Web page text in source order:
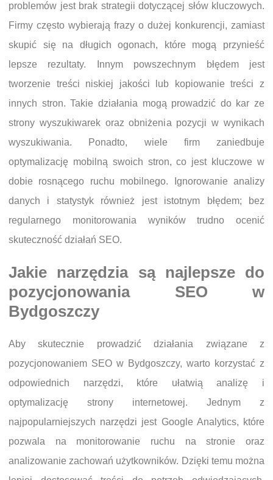
problemów jest brak strategii dotyczącej słów kluczowych.
Firmy często wybierają frazy o dużej konkurencji, zamiast
skupić się na długich ogonach, które mogą przynieść
lepsze rezultaty. Innym powszechnym błędem jest
tworzenie treści niskiej jakości lub kopiowanie treści z
innych stron. Takie działania mogą prowadzić do kar ze
strony wyszukiwarek oraz obniżenia pozycji w wynikach
wyszukiwania. Ponadto, wiele firm zaniedbuje
optymalizację mobilną swoich stron, co jest kluczowe w
dobie rosnącego ruchu mobilnego. Ignorowanie analizy
danych i statystyk również jest istotnym błędem; bez
regularnego monitorowania wyników trudno ocenić
skuteczność działań SEO.
Jakie narzędzia są najlepsze do
pozycjonowania SEO w
Bydgoszczy
Aby skutecznie prowadzić działania związane z
pozycjonowaniem SEO w Bydgoszczy, warto korzystać z
odpowiednich narzędzi, które ułatwią analizę i
optymalizację strony internetowej. Jednym z
najpopularniejszych narzędzi jest Google Analytics, które
pozwala na monitorowanie ruchu na stronie oraz
analizowanie zachowań użytkowników. Dzięki temu można